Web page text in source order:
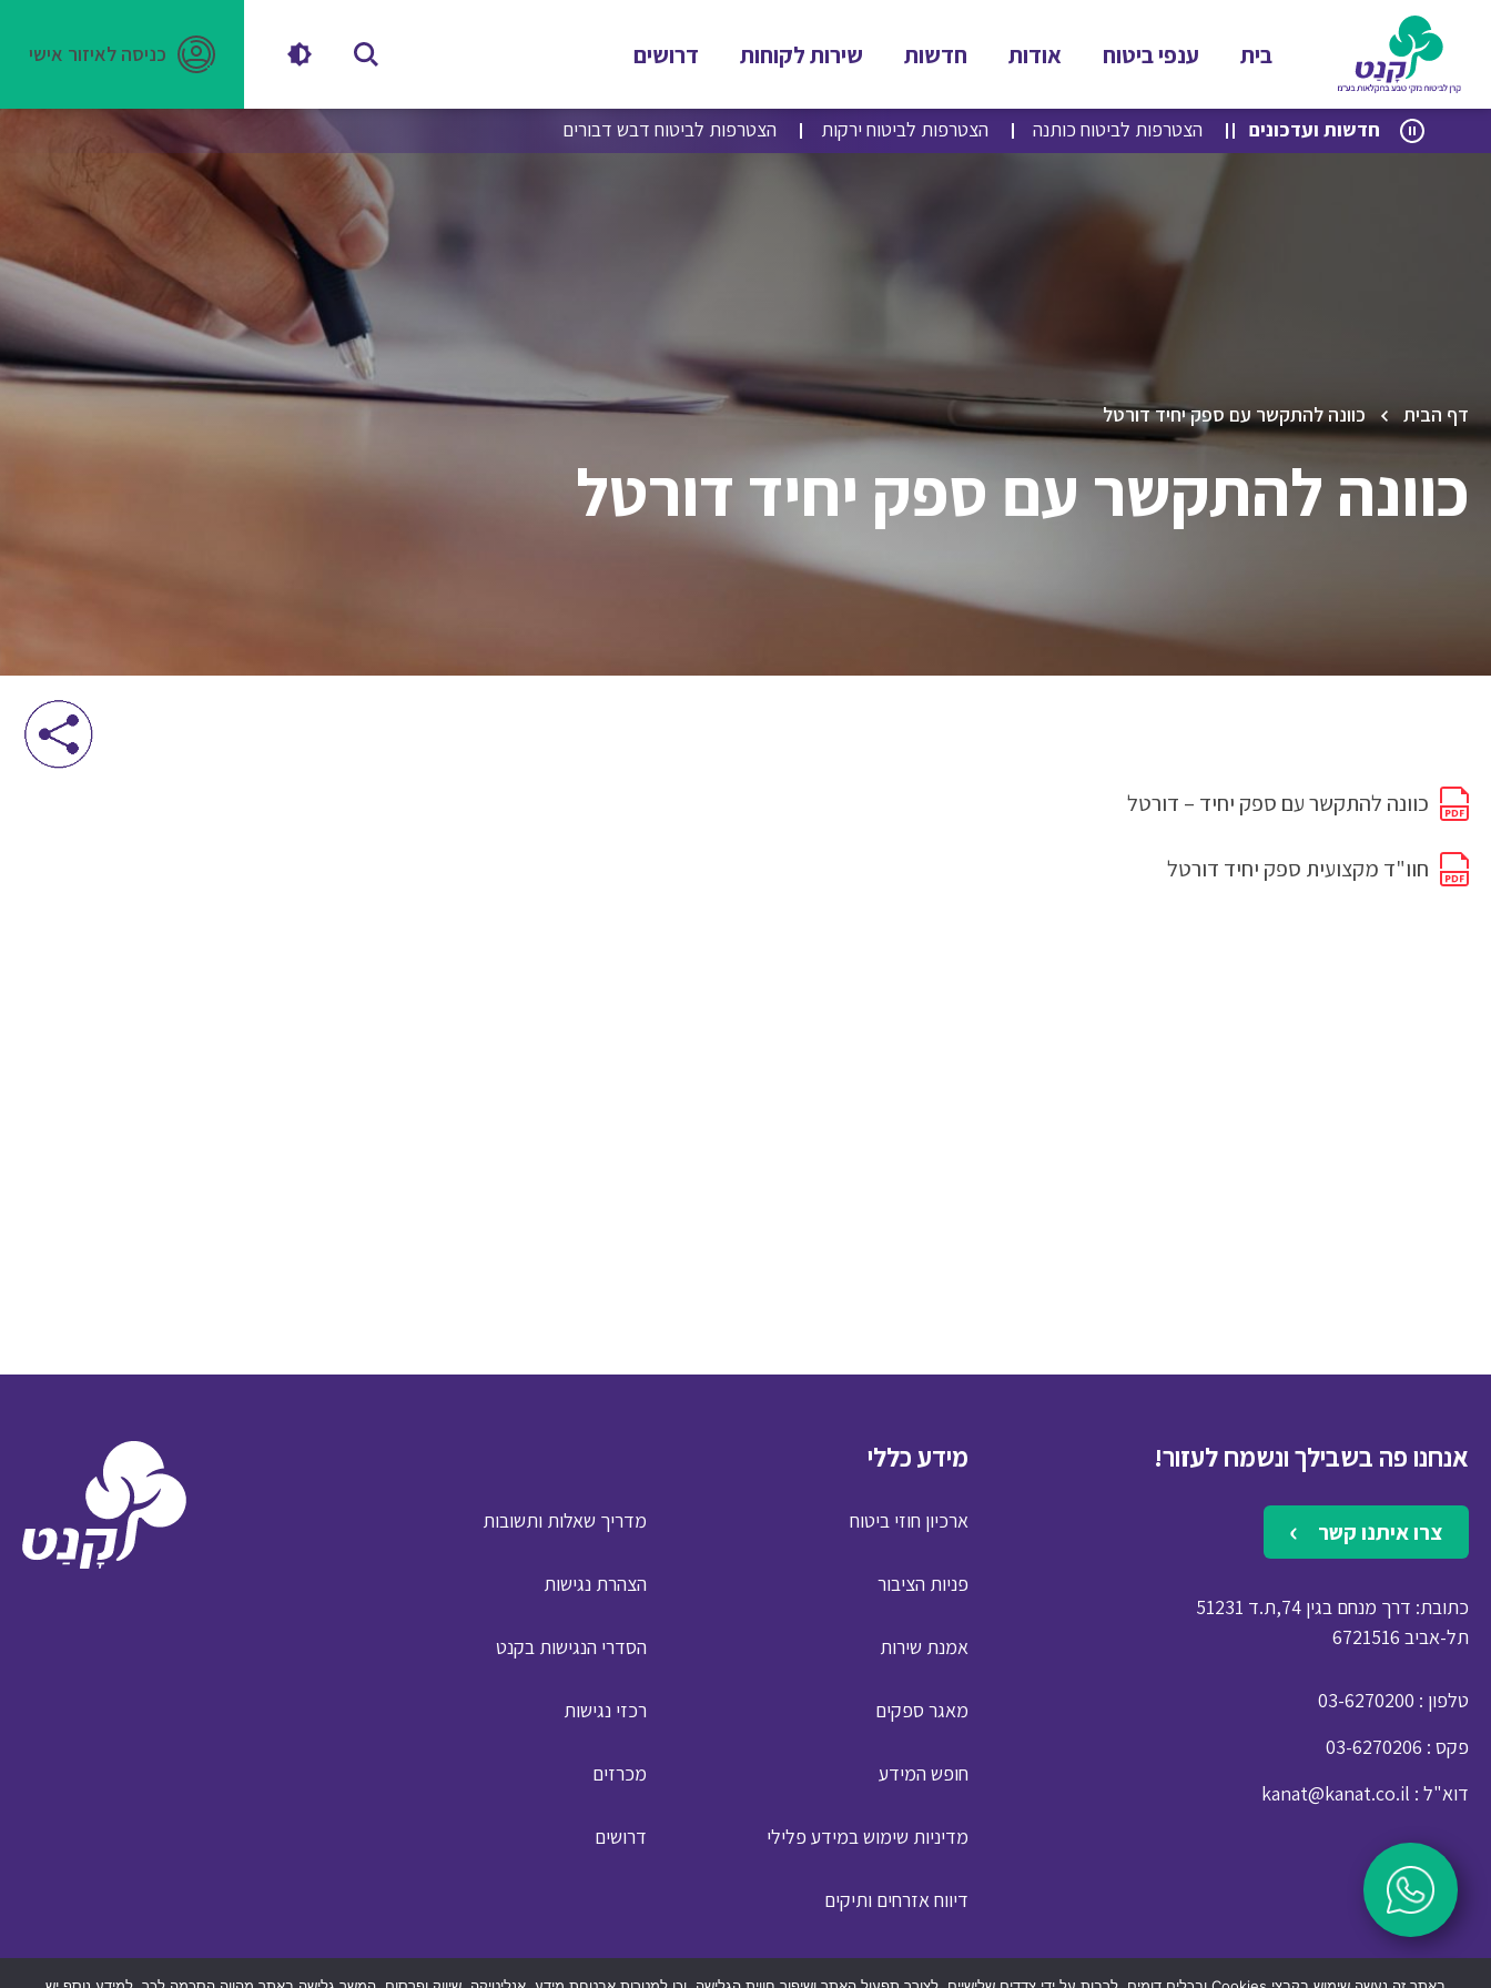
לתוכן
לניווט
בית ענפי ביטוח אודות חדשות שירות לקוחות דרושים כניסה לאיזור אישי
חדשות ועדכונים הצטרפות לביטוח כותנה הצטרפות לביטוח ירקות הצטרפות לביטוח דבש דבורים
דף הבית כוונה להתקשר עם ספק יחיד דורטל
כוונה להתקשר עם ספק יחיד דורטל
כוונה להתקשר עם ספק יחיד – דורטל
חוו"ד מקצועית ספק יחיד דורטל
אנחנו פה בשבילך ונשמח לעזור!
צרו איתנו קשר
כתובת: דרך מנחם בגין 74,ת.ד 51231
תל-אביב 6721516
03-6270200
: טלפון
03-6270206 : פקס
kanat@kanat.co.il : דוא"ל
מידע כללי
ארכיון חוזי ביטוח
פניות הציבור
אמנת שירות
מאגר ספקים
חופש המידע
מדיניות שימוש במידע פלילי
דיווח אזרחים ותיקים
מפת האתר
מדריך שאלות ותשובות
הצהרת נגישות
הסדרי הנגישות בקנט
רכזי נגישות
מכרזים
דרושים